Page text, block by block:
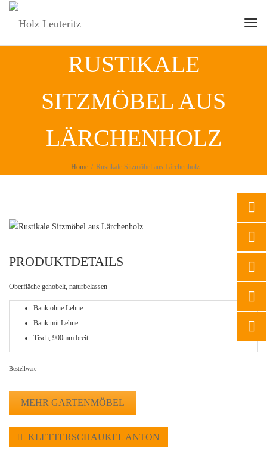
RUSTIKALE
SITZMÖBEL AUS
LÄRCHENHOLZ
Home / Rustikale Sitzmöbel aus Lärchenholz
PRODUKTDETAILS
Oberfläche gehobelt, naturbelassen
Bank ohne Lehne
Bank mit Lehne
Tisch, 900mm breit
Bestellware
MEHR GARTENMÖBEL
KLETTERSCHAUKEL ANTON